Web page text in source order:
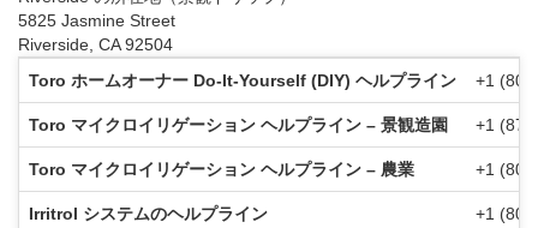
5825 Jasmine Street
Riverside, CA 92504
Toro ホームオーナー Do-It-Yourself (DIY) ヘルプライン
+1
Toro マイクロイリゲーション ヘルプライン – 景観造園 +1
Toro マイクロイリゲーション ヘルプライン – 農業 +1
Irritrol システムのヘルプライン +1